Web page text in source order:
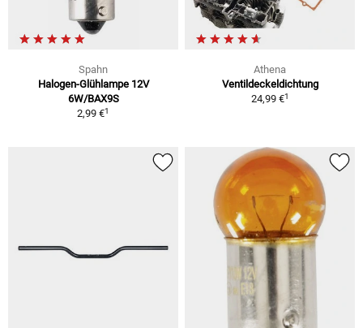
Spahn
Halogen-Glühlampe 12V
6W/BAX9S
2,99 €1
Athena
Ventildeckeldichtung
24,99 €1